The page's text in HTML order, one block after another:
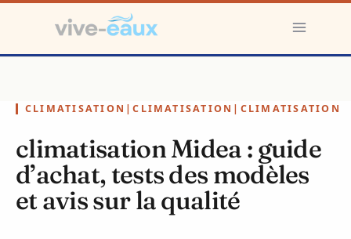
contenu
CLIMATISATION |CLIMATISATION | CLIMATISATION
climatisation Midea : guide
d’achat, tests des modèles
et avis sur la qualité